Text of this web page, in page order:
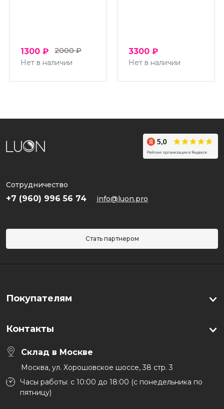
1300 ₽
2000 ₽
Нет в наличии
3300 ₽
Нет в наличии
Сотрудничество
+7 (960) 996 56 74 info@luon.pro
Стать партнером
Покупателям
Контакты
Склад в Москве
Москва, ул. Хорошовское шоссе, 38 стр. 3
Часы работы: с 10:00 до 18:00 (с понедельника по
пятницу)